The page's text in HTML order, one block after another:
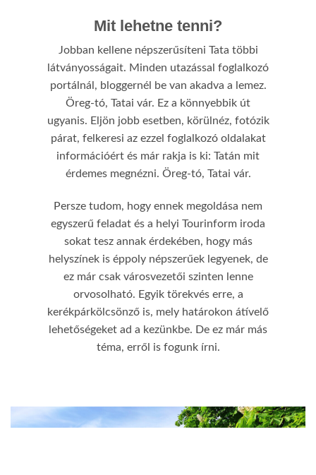
Mit lehetne tenni?
Jobban kellene népszerűsíteni Tata többi
látványosságait. Minden utazással foglalkozó
portálnál, bloggernél be van akadva a lemez.
Öreg-tó, Tatai vár. Ez a könnyebbik út
ugyanis. Eljön jobb esetben, körülnéz, fotózik
párat, felkeresi az ezzel foglalkozó oldalakat
információért és már rakja is ki: Tatán mit
érdemes megnézni. Öreg-tó, Tatai vár.
Persze tudom, hogy ennek megoldása nem
egyszerű feladat és a helyi Tourinform iroda
sokat tesz annak érdekében, hogy más
helyszínek is éppoly népszerűek legyenek, de
ez már csak városvezetői szinten lenne
orvosolható. Egyik törekvés erre, a
kerékpárkölcsönző is, mely határokon átívelő
lehetőségeket ad a kezünkbe. De ez már más
téma, erről is fogunk írni.